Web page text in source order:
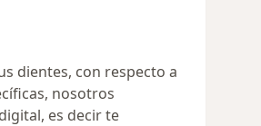
dientes, con respecto a
nosotros
es decir te